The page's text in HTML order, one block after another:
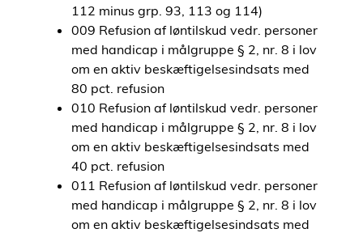
112 minus grp. 93, 113 og 114)
009 Refusion af løntilskud vedr. personer
med handicap i målgruppe § 2, nr. 8 i lov
om en aktiv beskæftigelsesindsats med
80 pct. refusion
010 Refusion af løntilskud vedr. personer
med handicap i målgruppe § 2, nr. 8 i lov
om en aktiv beskæftigelsesindsats med
40 pct. refusion
011 Refusion af løntilskud vedr. personer
med handicap i målgruppe § 2, nr. 8 i lov
om en aktiv beskæftigelsesindsats med